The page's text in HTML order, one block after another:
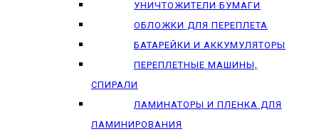
УНИЧТОЖИТЕЛИ БУМАГИ
ОБЛОЖКИ ДЛЯ ПЕРЕПЛЕТА
БАТАРЕЙКИ И АККУМУЛЯТОРЫ
ПЕРЕПЛЕТНЫЕ МАШИНЫ,
СПИРАЛИ
ЛАМИНАТОРЫ И ПЛЕНКА ДЛЯ
ЛАМИНИРОВАНИЯ